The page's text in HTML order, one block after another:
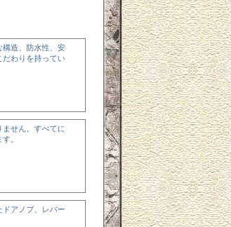
構造、防水性、安
だわりを持ってい
せん。すべてに
。
ドアノブ、レバー